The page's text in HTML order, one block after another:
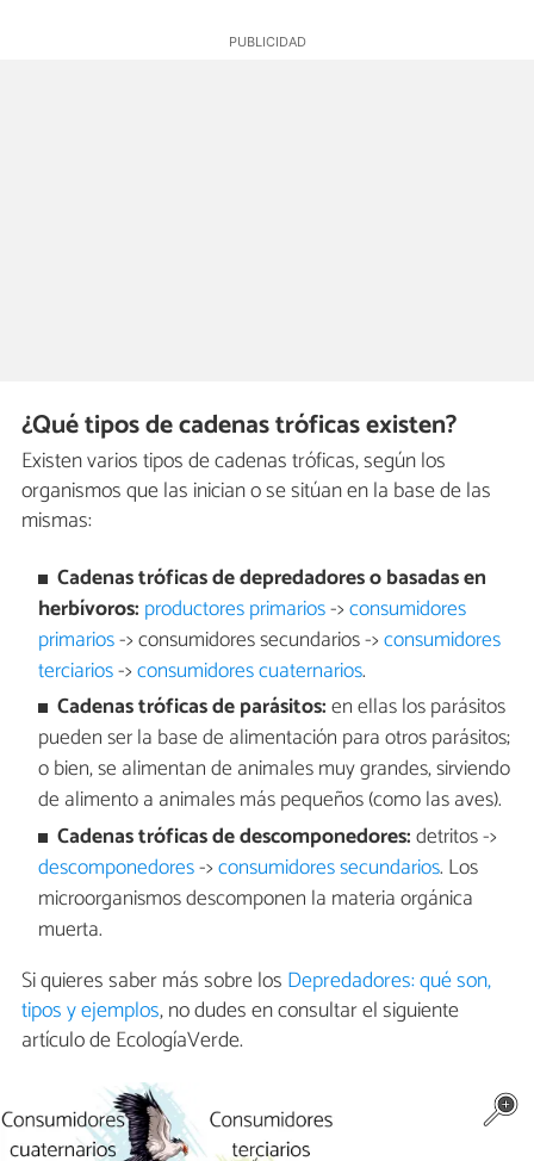
¿Qué tipos de cadenas tróficas existen?
Existen varios tipos de cadenas tróficas, según los
organismos que las inician o se sitúan en la base de las
mismas:
Cadenas tróficas de depredadores o basadas en
herbívoros: productores primarios->consumidores
primarios-> consumidores secundarios ->consumidores
terciarios->consumidores cuaternarios.
Cadenas tróficas de parásitos:en ellas los parásitos
pueden ser la base de alimentación para otros parásitos;
o bien, se alimentan de animales muy grandes, sirviendo
de alimento a animales más pequeños (como las aves).
Cadenas tróficas de descomponedores:detritos ->
descomponedores->consumidores secundarios. Los
microorganismos descomponen la materia orgánica
muerta.
Si quieres saber más sobre los Depredadores: qué son,
tipos y ejemplos, no dudes en consultar el siguiente
artículo de EcologíaVerde.